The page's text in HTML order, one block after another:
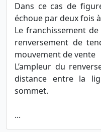
Dans ce cas de
échoue par deux fois
Le franchissement
renversement de
mouvement de vente
L’ampleur du
distance entre la
sommet.
...